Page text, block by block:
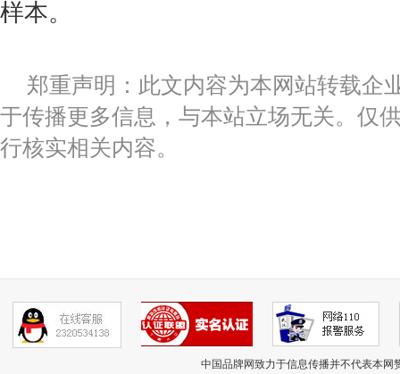
样本。
郑重声明：此文内容为本网站转载企
于传播更多信息，与本站立场无关。仅
行核实相关内容。
中国品牌网致力于信息传播并不代表本网